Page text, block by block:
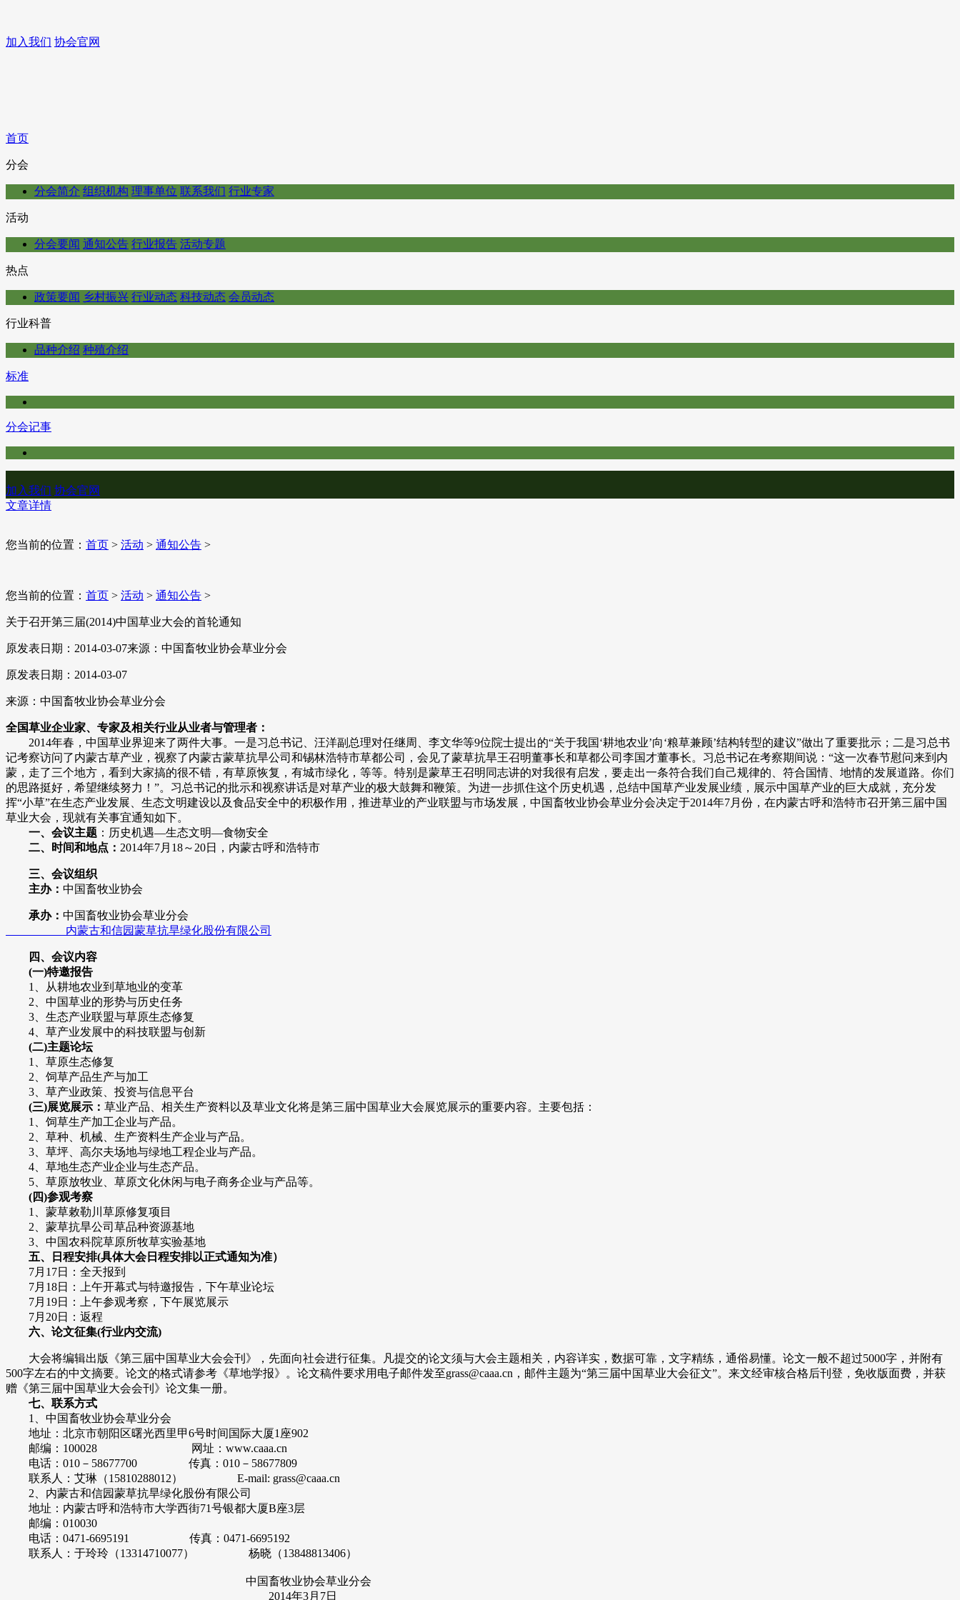
加入我们 协会官网
首页
分会
分会简介 组织机构 理事单位 联系我们 行业专家
活动
分会要闻 通知公告 行业报告 活动专题
热点
政策要闻 乡村振兴 行业动态 科技动态 会员动态
行业科普
品种介绍 种殖介绍
标准
分会记事
加入我们 协会官网
文章详情
您当前的位置： 首页 > 活动 > 通知公告 >
您当前的位置： 首页 > 活动 > 通知公告 >
关于召开第三届(2014)中国草业大会的首轮通知
原发表日期：2014-03-07来源：中国畜牧业协会草业分会
原发表日期：2014-03-07
来源：中国畜牧业协会草业分会
全国草业企业家、专家及相关行业从业者与管理者：
2014年春，中国草业界迎来了两件大事。一是习总书记、汪洋副总理对任继周、李文华等9位院士提出的“关于我国‘耕地农业’向‘粮草兼顾’结构转型的建议”做出了重要批示；二是习总书
记考察访问了内蒙古草产业，视察了内蒙古蒙草抗旱公司和锡林浩特市草都公司，会见了蒙草抗旱王召明董事长和草都公司李国才董事长。习总书记在考察期间说：“这一次春节慰问来到内
蒙，走了三个地方，看到大家搞的很不错，有草原恢复，有城市绿化，等等。特别是蒙草王召明同志讲的对我很有启发，要走出一条符合我们自己规律的、符合国情、地情的发展道路。你们
的思路挺好，希望继续努力！”。习总书记的批示和视察讲话是对草产业的极大鼓舞和鞭策。为进一步抓住这个历史机遇，总结中国草产业发展业绩，展示中国草产业的巨大成就，充分发
挥“小草”在生态产业发展、生态文明建设以及食品安全中的积极作用，推进草业的产业联盟与市场发展，中国畜牧业协会草业分会决定于2014年7月份，在内蒙古呼和浩特市召开第三届中国
草业大会，现就有关事宜通知如下。
一、会议主题 ：历史机遇―生态文明―食物安全
二、时间和地点： 2014年7月18～20日，内蒙古呼和浩特市
三、会议组织
主办： 中国畜牧业协会
承办： 中国畜牧业协会草业分会
内蒙古和信园蒙草抗旱绿化股份有限公司
四、会议内容
(一)特邀报告
1、从耕地农业到草地业的变革
2、中国草业的形势与历史任务
3、生态产业联盟与草原生态修复
4、草产业发展中的科技联盟与创新
(二)主题论坛
1、草原生态修复
2、饲草产品生产与加工
3、草产业政策、投资与信息平台
(三)展览展示： 草业产品、相关生产资料以及草业文化将是第三届中国草业大会展览展示的重要内容。主要包括：
1、饲草生产加工企业与产品。
2、草种、机械、生产资料生产企业与产品。
3、草坪、高尔夫场地与绿地工程企业与产品。
4、草地生态产业企业与生态产品。
5、草原放牧业、草原文化休闲与电子商务企业与产品等。
(四)参观考察
1、蒙草敕勒川草原修复项目
2、蒙草抗旱公司草品种资源基地
3、中国农科院草原所牧草实验基地
五、日程安排(具体大会日程安排以正式通知为准）
7月17日：全天报到
7月18日：上午开幕式与特邀报告，下午草业论坛
7月19日：上午参观考察，下午展览展示
7月20日：返程
六、论文征集(行业内交流)
大会将编辑出版《第三届中国草业大会会刊》，先面向社会进行征集。凡提交的论文须与大会主题相关，内容详实，数据可靠，文字精练，通俗易懂。论文一般不超过5000字，并附有
500字左右的中文摘要。论文的格式请参考《草地学报》。论文稿件要求用电子邮件发至grass@caaa.cn，邮件主题为“第三届中国草业大会征文”。来文经审核合格后刊登，免收版面费，并获
赠《第三届中国草业大会会刊》论文集一册。
七、联系方式
1、中国畜牧业协会草业分会
地址：北京市朝阳区曙光西里甲6号时间国际大厦1座902
邮编：100028 网址：www.caaa.cn
电话：010－58677700 传真：010－58677809
联系人：艾琳（15810288012） E-mail: grass@caaa.cn
2、内蒙古和信园蒙草抗旱绿化股份有限公司
地址：内蒙古呼和浩特市大学西街71号银都大厦B座3层
邮编：010030
电话：0471-6695191 传真：0471-6695192
联系人：于玲玲（13314710077） 杨晓（13848813406）
中国畜牧业协会草业分会
2014年3月7日